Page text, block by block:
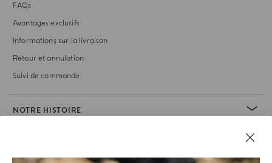
FAQs
Avantages exclusifs
Informations sur la livraison
Retour et annulation
Suivi de commande
NOTRE HISTOIRE